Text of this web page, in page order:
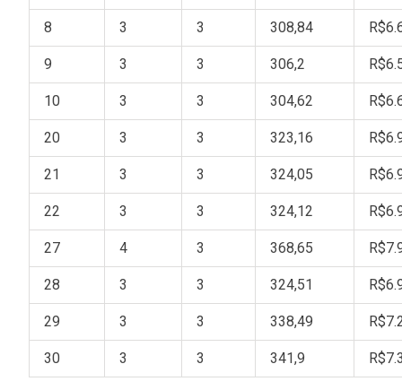
8 3 3 308,84
9 3 3 306,2
10 3 3 304,62
20 3 3 323,16
21 3 3 324,05
22 3 3 324,12
27 4 3 368,65
28 3 3 324,51
29 3 3 338,49
30 3 3 341,9